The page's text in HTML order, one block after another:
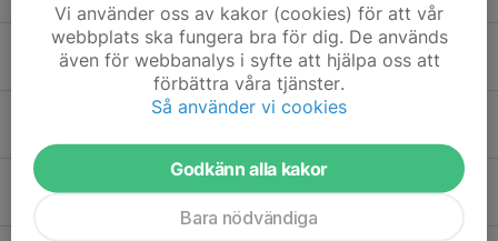
Linnea Kall
Lovisa Bengtsson
Vi använder oss av kakor (cookies) för att vår
webbplats ska fungera bra för dig. De används
även för webbanalys i syfte att hjälpa oss att
förbättra våra tjänster.
Så använder vi cookies
Godkänn alla kakor
Bara nödvändiga